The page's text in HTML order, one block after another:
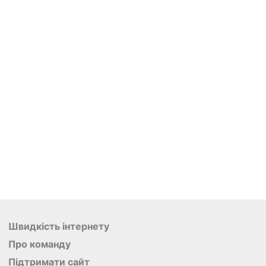
Швидкість інтернету
Про команду
Підтримати сайт